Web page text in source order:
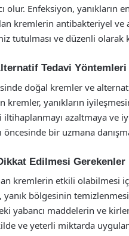
olur. Enfeksiyon,
kremlerin antibakteriyel
tutulması ve düzenli
Tedavi Yöntemleri
doğal kremler ve
yanıkların
azaltmaya ve
bir uzmana
Edilmesi Gerekenler
kremlerin etkili olabilmesi
bölgesinin
yabancı maddelerin ve
ve yeterli miktarda